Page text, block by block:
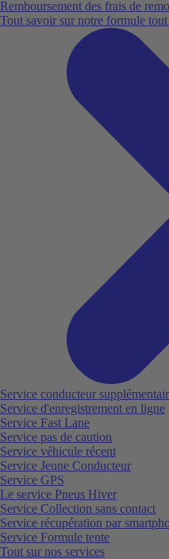
Remboursement des frais de
Tout savoir sur notre formule
Service conducteur
Service d'enregistrement en ligne
Service Fast Lane
Service pas de caution
Service véhicule récent
Service Jeune Conducteur
Service GPS
Le service Pneus Hiver
Service Collection sans contact
Service récupération par
Service Formule tente
Tout sur nos services